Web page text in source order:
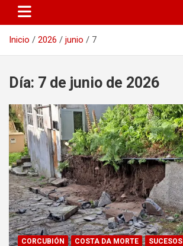
Inicio 2026 junio 7
Día: 7 de junio de 2026
CORCUBIÓN COSTA DA MORTE SUCESOS